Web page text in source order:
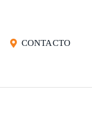
CONTACTO